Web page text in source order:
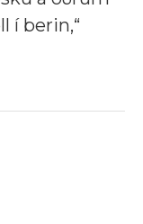
í berin,“